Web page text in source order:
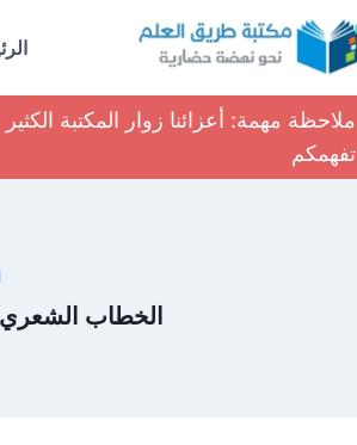
ملاحظة مهمة: أعزائنا زوار المكتبة
تفهمكم
الخطاب